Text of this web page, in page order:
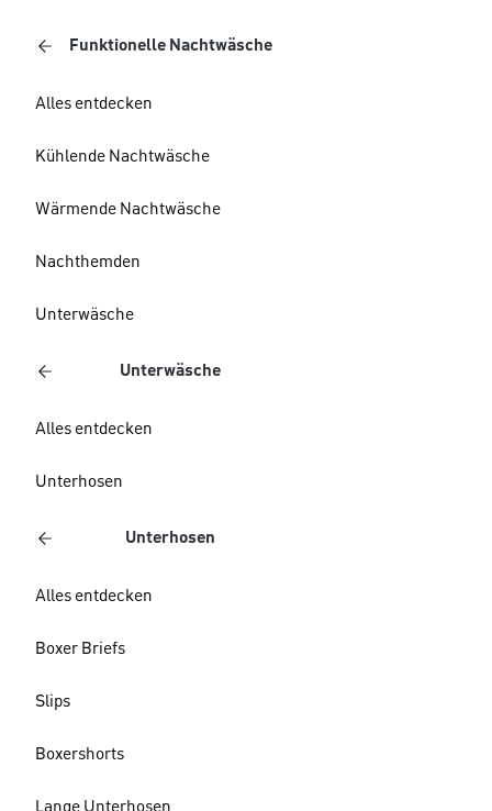
Funktionelle Nachtwäsche
Alles entdecken
Kühlende Nachtwäsche
Wärmende Nachtwäsche
Nachthemden
Unterwäsche
Unterwäsche
Alles entdecken
Unterhosen
Unterhosen
Alles entdecken
Boxer Briefs
Slips
Boxershorts